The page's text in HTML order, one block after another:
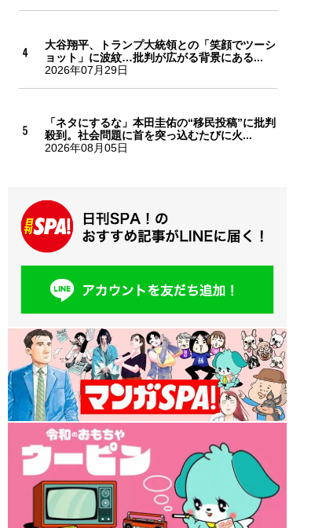
大谷翔平、トランプ大統領との「笑顔でツーシ
ョット」に波紋…批判が広がる背景にある...
2026年07月29日
「ネタにするな」本田圭佑の“移民投稿”に批判
殺到。社会問題に首を突っ込むたびに火...
2026年08月05日